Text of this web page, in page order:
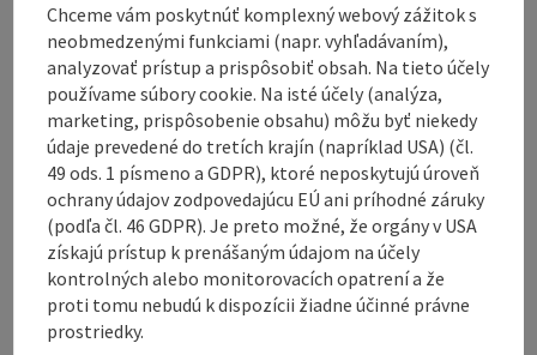
non-binding inquiry
To the website
Chceme vám poskytnúť komplexný webový zážitok s
neobmedzenými funkciami (napr. vyhľadávaním),
analyzovať prístup a prispôsobiť obsah. Na tieto účely
používame súbory cookie. Na isté účely (analýza,
marketing, prispôsobenie obsahu) môžu byť niekedy
údaje prevedené do tretích krajín (napríklad USA) (čl.
49 ods. 1 písmeno a GDPR), ktoré neposkytujú úroveň
ochrany údajov zodpovedajúcu EÚ ani príhodné záruky
(podľa čl. 46 GDPR). Je preto možné, že orgány v USA
získajú prístup k prenášaným údajom na účely
kontrolných alebo monitorovacích opatrení a že
proti tomu nebudú k dispozícii žiadne účinné právne
prostriedky.